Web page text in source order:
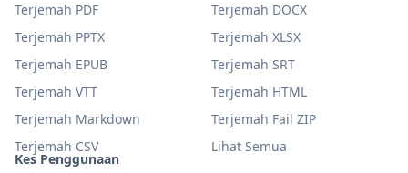
Kes Penggunaan
Terjemah PDF
Terjemah DOCX
Terjemah PPTX
Terjemah XLSX
Terjemah EPUB
Terjemah SRT
Terjemah VTT
Terjemah HTML
Terjemah Markdown
Terjemah Fail ZIP
Terjemah CSV
Lihat Semua